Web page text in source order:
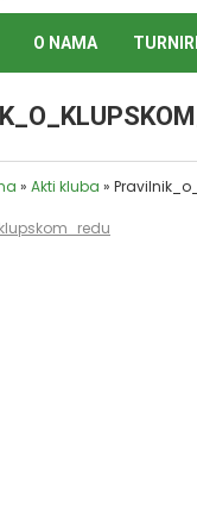
O NAMA TURNIRI
» Akti kluba »